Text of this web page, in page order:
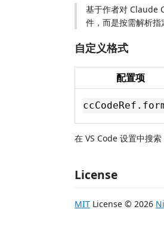
基于作者对 Claude
件，而是按需解析指
自定义格式
配置项
在 VS Code 设置中搜索
License
MIT License © 2026